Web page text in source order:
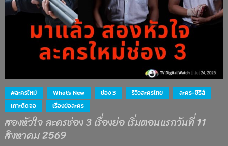
#ละครใหม่ What's New ช่อง 3 รีวิวละครไทย
ละคร-ซีรีส์
เกาะติดจอ
เรื่องย่อละคร
สองหัวใจ ละครช่อง 3 เรื่องย่อ เริ่มตอนแรกวันที่ 11
สิงหาคม 2569